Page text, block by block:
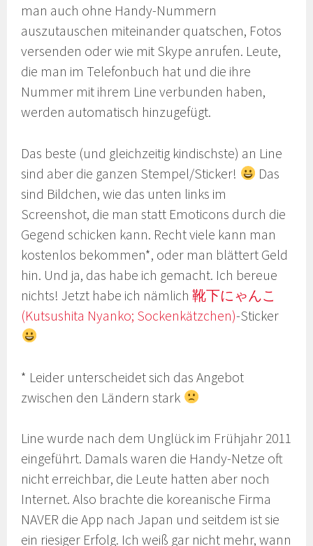
man auch ohne Handy-Nummern
auszutauschen miteinander quatschen, Fotos
versenden oder wie mit Skype anrufen. Leute,
die man im Telefonbuch hat und die ihre
Nummer mit ihrem Line verbunden haben,
werden automatisch hinzugefügt.
Das beste (und gleichzeitig kindischste) an Line
sind aber die ganzen Stempel/Sticker!
Das
sind Bildchen, wie das unten links im
Screenshot, die man statt Emoticons durch die
Gegend schicken kann. Recht viele kann man
kostenlos bekommen*, oder man blättert Geld
hin. Und ja, das habe ich gemacht. Ich bereue
nichts! Jetzt habe ich nämlich靴下にゃんこ
(Kutsushita Nyanko; Sockenkätzchen)-Sticker
* Leider unterscheidet sich das Angebot
zwischen den Ländern stark
Line wurde nach dem Unglück im Frühjahr 2011
eingeführt. Damals waren die Handy-Netze oft
nicht erreichbar, die Leute hatten aber noch
Internet. Also brachte die koreanische Firma
NAVER die App nach Japan und seitdem ist sie
ein riesiger Erfolg. Ich weiß gar nicht mehr, wann